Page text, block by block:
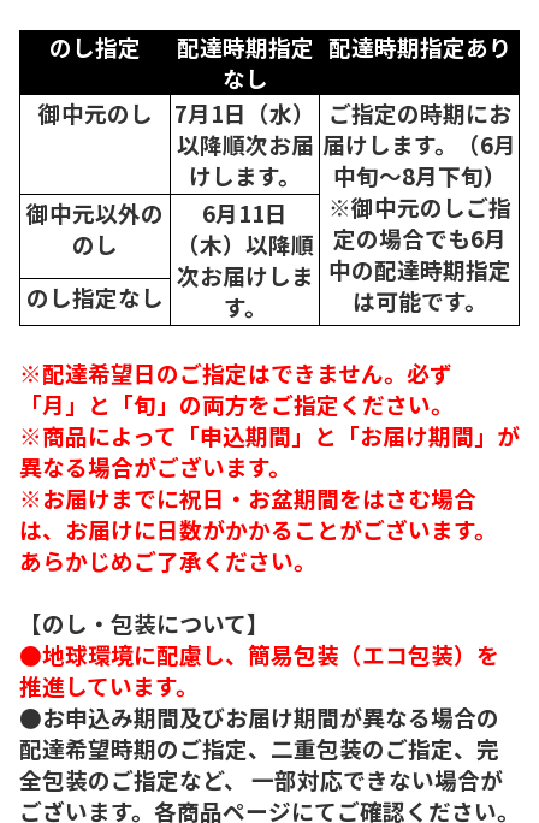
のし指定
配達時期指定
なし
配達時期指定あり
御中元のし
7月1日（水）
以降順次お届
けします。
ご指定の時期にお
届けします。（6月
中旬～8月下旬）
※御中元のしご指
定の場合でも6月
中の配達時期指定
は可能です。
御中元以外の
のし
6月11日
（木）以降順
次お届けしま
す。
のし指定なし
※配達希望日のご指定はできません。必ず
「月」と「旬」の両方をご指定ください。
※商品によって「申込期間」と「お届け期間」が
異なる場合がございます。
※お届けまでに祝日・お盆期間をはさむ場合
は、お届けに日数がかかることがございます。
あらかじめご了承ください。
【のし・包装について】
●地球環境に配慮し、簡易包装（エコ包装）を
推進しています。
●お申込み期間及びお届け期間が異なる場合の
配達希望時期のご指定、二重包装のご指定、完
全包装のご指定など、 一部対応できない場合が
ございます。各商品ページにてご確認ください。